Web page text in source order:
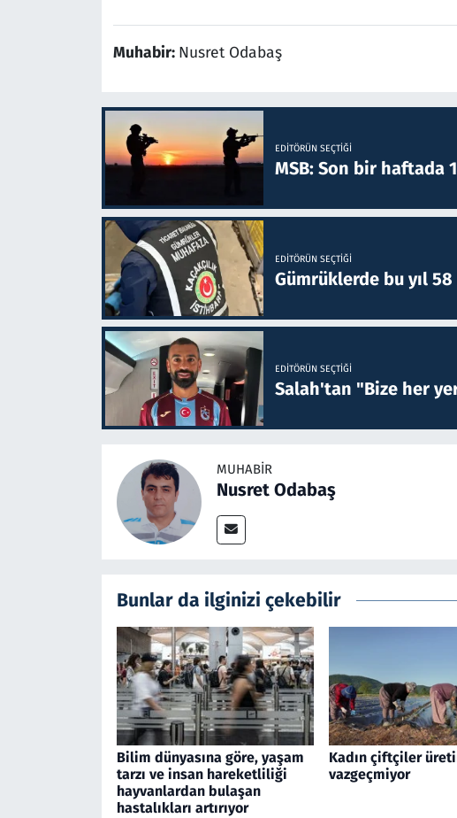
Muhabir: Nusret Odabaş
EDITÖRÜN SEÇTIĞI
MSB: Son bir haftada
EDITÖRÜN SEÇTIĞI
Gümrüklerde bu yıl
EDITÖRÜN SEÇTIĞI
Salah'tan "Bize her
MUHABIR
Nusret Odabaş
Bunlar da ilginizi çekebilir
Bilim dünyasına göre, yaşam
tarzı ve insan hareketliliği
hayvanlardan bulaşan
hastalıkları artırıyor
Kadın çiftçiler
vazgeçmiyor